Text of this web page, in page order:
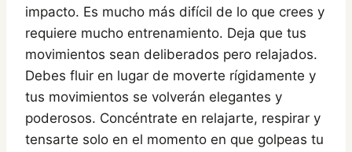
impacto. Es mucho más difícil de lo que crees y
requiere mucho entrenamiento. Deja que tus
movimientos sean deliberados pero relajados.
Debes fluir en lugar de moverte rígidamente y
tus movimientos se volverán elegantes y
poderosos. Concéntrate en relajarte, respirar y
tensarte solo en el momento en que golpeas tu